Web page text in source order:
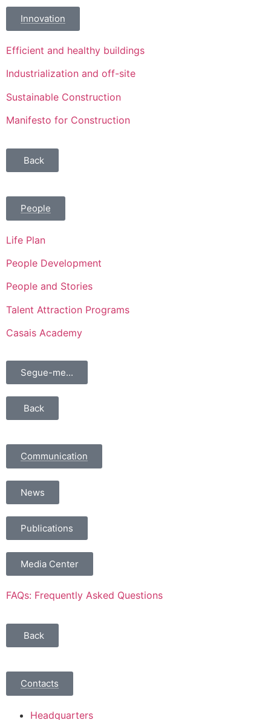
Innovation
Efficient and healthy buildings
Industrialization and off-site
Sustainable Construction
Manifesto for Construction
Back
People
Life Plan
People Development
People and Stories
Talent Attraction Programs
Casais Academy
Segue-me...
Back
Communication
News
Publications
Media Center
FAQs: Frequently Asked Questions
Back
Contacts
Headquarters